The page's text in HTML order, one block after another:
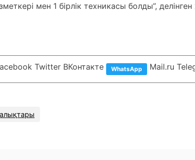
мен 1 бірлік техникасы болды”,
Twitter ВКонтакте WhatsApp Mail.ru